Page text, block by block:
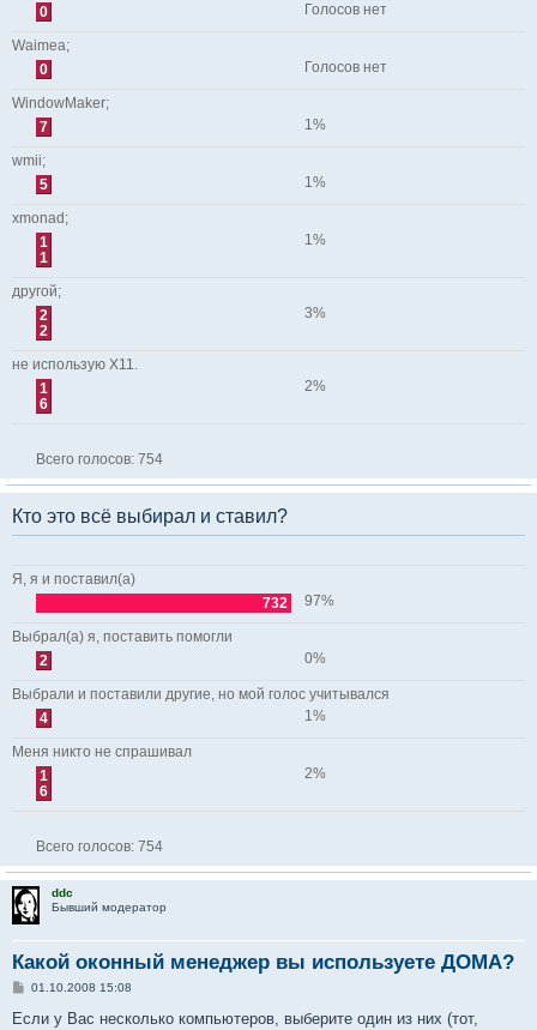
0
Голосов нет
Waimea;
0
Голосов нет
WindowMaker;
7
1%
wmii;
5
1%
xmonad;
1
1
1%
другой;
2
2
3%
не использую X11.
1
6
2%
Всего голосов: 754
Кто это всё выбирал и ставил?
Я, я и поставил(а)
732
97%
Выбрал(а) я, поставить помогли
2
0%
Выбрали и поставили другие, но мой голос учитывался
4
1%
Меня никто не спрашивал
1
6
2%
Всего голосов: 754
ddc
Бывший модератор
Какой оконный менеджер вы используете ДОМА?
С
о
01.10.2008 15:08
Если у Вас несколько компьютеров, выберите один из них (тот,